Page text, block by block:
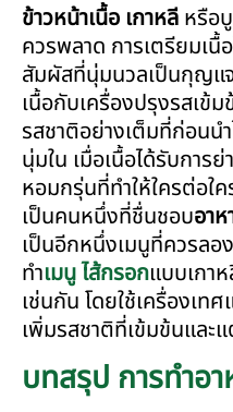
ข้าวหน้าเนื้อ เกาหลี หรือ
ควรพลาด การเตรียมเนื้
สัมผัสที่นุ่มนวลเป็นกุญแ
เนื้อกับเครื่องปรุงรสเข้
รสชาติอย่างเต็มที่ก่อนน
นุ่มใน เมื่อเนื้อได้รับกา
หอมกรุ่นที่ทำให้ใครต่อ
เป็นคนหนึ่งที่ชื่นชอบอา
เป็นอีกหนึ่งเมนูที่ควรล
ทำเมนู ไส้กรอกแบบเกา
เช่นกัน โดยใช้เครื่องเท
เพิ่มรสชาติที่เข้มข้นและ
บทสรุป การทำอา